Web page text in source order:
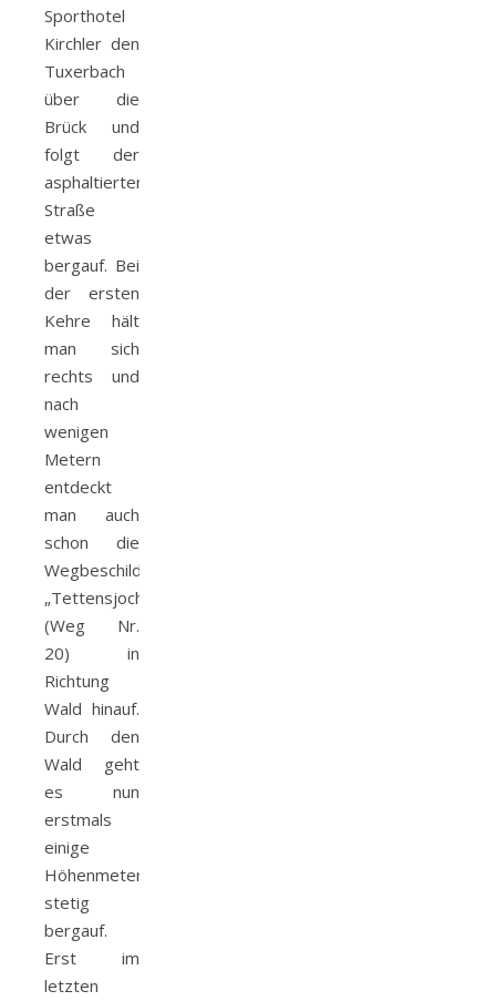
Sporthotel
Kirchler den
Tuxerbach
über die
Brück und
folgt der
asphaltierten
Straße
etwas
bergauf. Bei
der ersten
Kehre hält
man sich
rechts und
nach
wenigen
Metern
entdeckt
man auch
schon die
Wegbeschilderung
„Tettensjoch“
(Weg Nr.
20) in
Richtung
Wald hinauf.
Durch den
Wald geht
es nun
erstmals
einige
Höhenmeter
stetig
bergauf.
Erst im
letzten